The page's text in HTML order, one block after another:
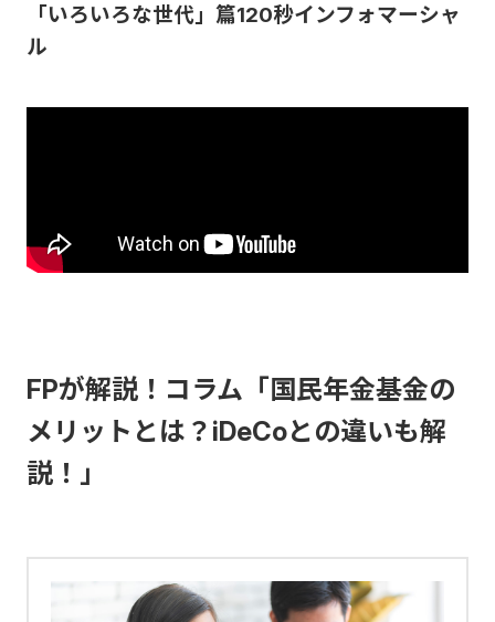
「いろいろな世代」篇120秒インフォマーシャ
ル
FPが解説！コラム「国民年金基金の
メリットとは？iDeCoとの違いも解
説！」